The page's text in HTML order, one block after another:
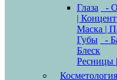
Глаза
-
|
Маска |
Губы
-
Блеск
Ресницы
Косметология